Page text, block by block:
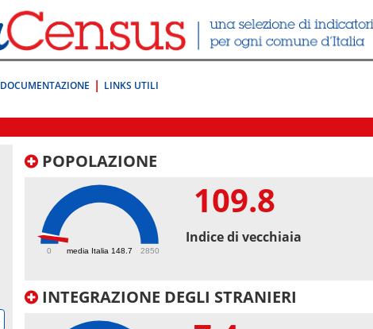
DOCUMENTAZIONE LINKS UTILI
POPOLAZIONE
media Italia 148.7
0 2850
109.8
Indice di vecchiaia
INTEGRAZIONE DEGLI STRANIERI